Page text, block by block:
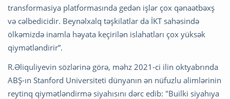
transformasiya platformasında gedən işlər çox qənaətbəxş
və cəlbedicidir. Beynəlxalq təşkilatlar da İKT sahəsində
ölkəmizdə inamla həyata keçirilən islahatları çox yüksək
qiymətləndirir”.
R.Əliquliyevin sözlərinə görə, məhz 2021-ci ilin oktyabrında
ABŞ-ın Stanford Universiteti dünyanın ən nüfuzlu alimlərinin
reytinq qiymətləndirmə siyahısını dərc edib: "Builki siyahıya